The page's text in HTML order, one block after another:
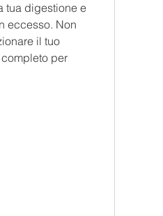
tua digestione e
eccesso. Non
il tuo
per